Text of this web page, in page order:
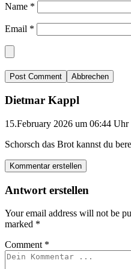
Name *
Email *
Abbrechen
Dietmar Kappl
15.February 2026 um 06:44 Uhr
Schorsch das Brot kannst du
Kommentar erstellen
Antwort erstellen
Your email address will not be
marked *
Comment *